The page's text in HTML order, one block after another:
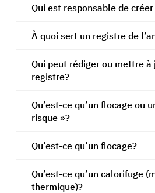
Qui est responsable de
À quoi sert un registre de
Qui peut rédiger ou mettre à
registre?
Qu’est-ce qu’un flocage ou
risque »?
Qu’est-ce qu’un flocage?
Qu’est-ce qu’un calorifuge
thermique)?